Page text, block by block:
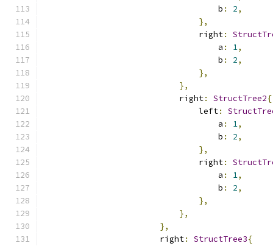
                                    b
: 2,
},
                                right
:
                                    a
: 1,
                                    b
: 2,
},
},
                            right
: StructTree2{
                                left
:
                                    a
: 1,
                                    b
: 2,
},
                                right
:
                                    a
: 1,
                                    b
: 2,
},
},
},
                        right
: StructTree3{